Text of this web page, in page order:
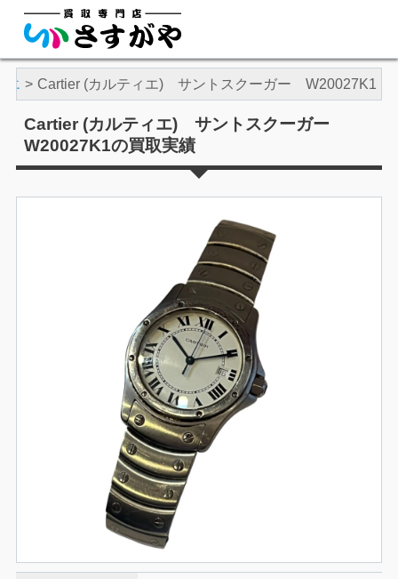
エ Cartier (カルティエ) サントスクーガー W20027K1
Cartier (カルティエ) サントスクーガー
W20027K1の買取実績